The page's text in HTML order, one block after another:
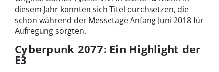
diesem Jahr konnten sich Titel durchsetzen, die
schon während der Messetage Anfang Juni 2018 für
Aufregung sorgten.
Cyberpunk 2077: Ein Highlight der
E3